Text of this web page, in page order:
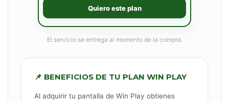
Quiero este plan
El servicio se entrega al momento de la compra.
📌 BENEFICIOS DE TU PLAN WIN PLAY
Al adquirir tu pantalla de Win Play obtienes